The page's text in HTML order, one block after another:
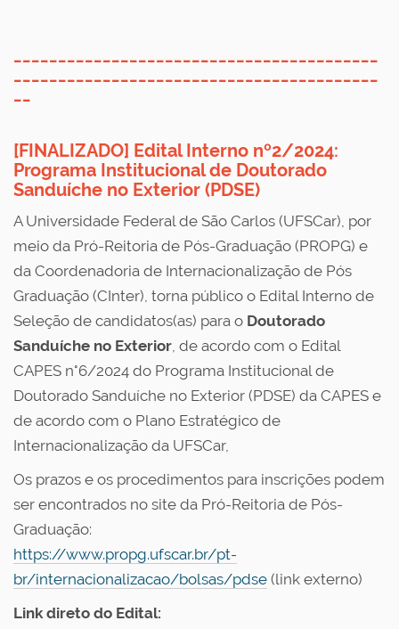
_________________________________________
_________________________________________
__
[FINALIZADO] Edital Interno nº2/2024:
Programa Institucional de Doutorado
Sanduíche no Exterior (PDSE)
A Universidade Federal de São Carlos (UFSCar), por
meio da Pró-Reitoria de Pós-Graduação (PROPG) e
da Coordenadoria de Internacionalização de Pós
Graduação (CInter), torna público o Edital Interno de
Seleção de candidatos(as) para o Doutorado
Sanduíche no Exterior, de acordo com o Edital
CAPES n°6/2024 do Programa Institucional de
Doutorado Sanduíche no Exterior (PDSE) da CAPES e
de acordo com o Plano Estratégico de
Internacionalização da UFSCar,
Os prazos e os procedimentos para inscrições podem
ser encontrados no site da Pró-Reitoria de Pós-
Graduação:
https://www.propg.ufscar.br/pt-
br/internacionalizacao/bolsas/pdse (link externo)
Link direto do Edital: